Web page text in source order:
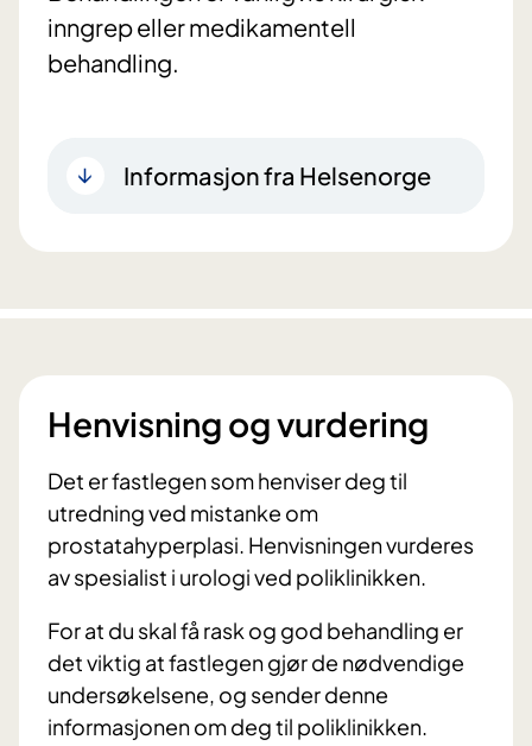
inngrep eller medikamentell
behandling.
Informasjon fra Helsenorge
Henvisning og vurdering
Det er fastlegen som henviser deg til
utredning ved mistanke om
prostatahyperplasi. Henvisningen vurderes
av spesialist i urologi ved poliklinikken.
For at du skal få rask og god behandling er
det viktig at fastlegen gjør de nødvendige
undersøkelsene, og sender denne
informasjonen om deg til poliklinikken.